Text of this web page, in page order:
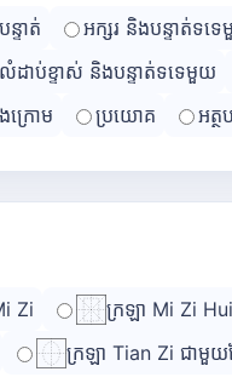
ទាត់ អក្សរ និងបន្ទាត់ទទ
លំដាប់ខ្ទាស់ និងបន្ទាត់ទទេមួយ
ក្រោម ប្រយោគ អត្ថ
Zi ក្រឡា Mi Zi
ក្រឡា Tian Zi ជាមួយ